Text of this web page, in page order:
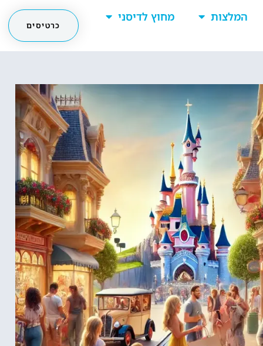
המלצות
מחוץ לדיסני
כרטיסים